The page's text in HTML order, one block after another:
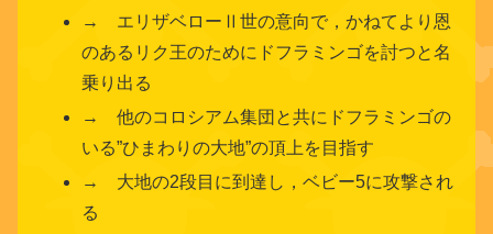
→ エリザベローⅡ世の意向で，かねてより恩
のあるリク王のためにドフラミンゴを討つと名
乗り出る
→ 他のコロシアム集団と共にドフラミンゴの
いる”ひまわりの大地”の頂上を目指す
→ 大地の2段目に到達し，ベビー5に攻撃され
る